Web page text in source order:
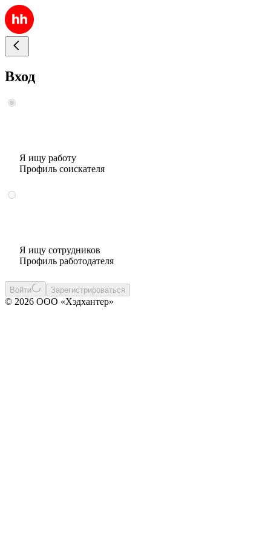
Вход
Я ищу работу
Профиль соискателя
Я ищу сотрудников
Профиль работодателя
Войти Зарегистрироваться
© 2026 ООО «Хэдхантер»